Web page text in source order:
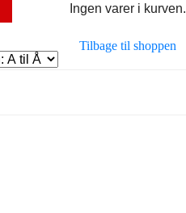
Ingen varer i kurven.
Tilbage til shoppen